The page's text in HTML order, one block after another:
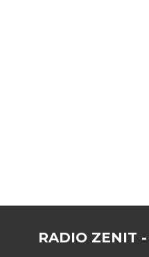
RADIO ZENIT